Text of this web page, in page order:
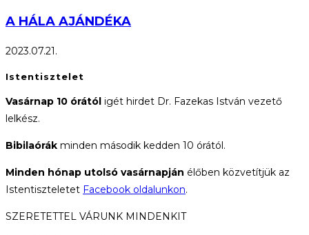
A HÁLA AJÁNDÉKA
2023.07.21.
Istentisztelet
Vasárnap 10 órától igét hirdet Dr. Fazekas István vezető
lelkész.
Bibilaórák minden második kedden 10 órától.
Minden hónap utolsó vasárnapján élőben közvetítjük az
Istentiszteletet Facebook oldalunkon.
SZERETETTEL VÁRUNK MINDENKIT